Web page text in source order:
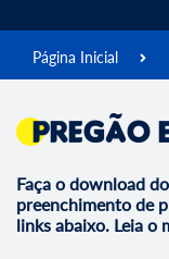
Página Inicial
Pregão
Faça o download
preenchimento de
links abaixo. Leia o